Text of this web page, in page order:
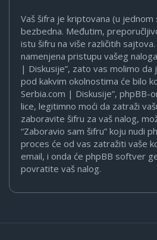
Vaš šifra je kriptovana (u
bezbedna. Međutim,
istu šifru na više različitih sajtova.
namenjena pristupu vašeg
| Diskusije”, zato vas molimo da
pod kakvim okolnostima će bilo
Serbia.com | Diskusije”, phpBB-
lice, legitimno moći da zatraži
zaboravite šifru za vaš nalog,
“Zaboravio sam šifru” koju nudi
proces će od vas zatražiti vaše
email, i onda će phpBB softver
povratite vaš nalog.